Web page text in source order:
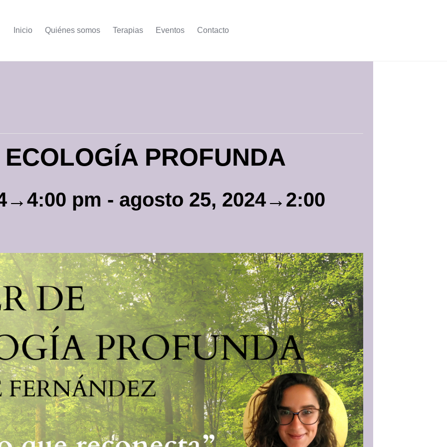
Inicio Quiénes somos Terapias Eventos Contacto
PROFUNDA
pm - agosto 25, 2024→2:00